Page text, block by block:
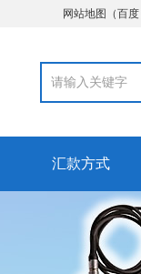
网站地图 （百度
汇款方式